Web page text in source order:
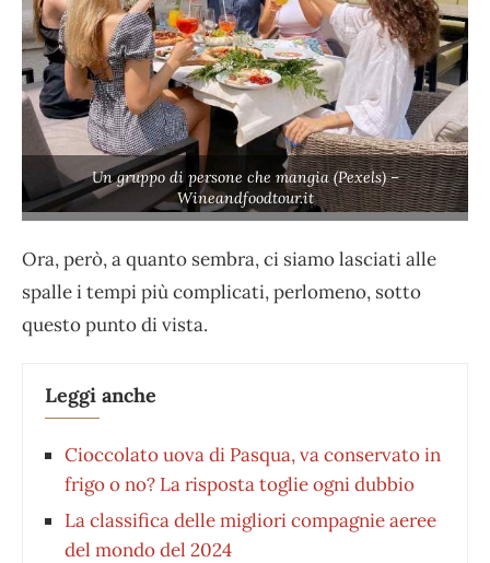
Un gruppo di persone che mangia (Pexels) –
Wineandfoodtour.it
Ora, però, a quanto sembra, ci siamo lasciati alle
spalle i tempi più complicati, perlomeno, sotto
questo punto di vista.
Leggi anche
Cioccolato uova di Pasqua, va conservato in
frigo o no? La risposta toglie ogni dubbio
La classifica delle migliori compagnie aeree
del mondo del 2024